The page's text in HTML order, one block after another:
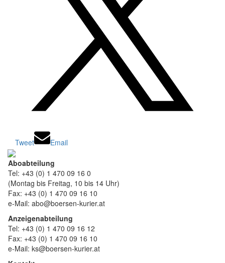
Tweet Email
Aboabteilung
Tel: +43 (0) 1 470 09 16 0
(Montag bis Freitag, 10 bis 14 Uhr)
Fax: +43 (0) 1 470 09 16 10
e-Mail: abo@boersen-kurier.at
Anzeigenabteilung
Tel: +43 (0) 1 470 09 16 12
Fax: +43 (0) 1 470 09 16 10
e-Mail: ks@boersen-kurier.at